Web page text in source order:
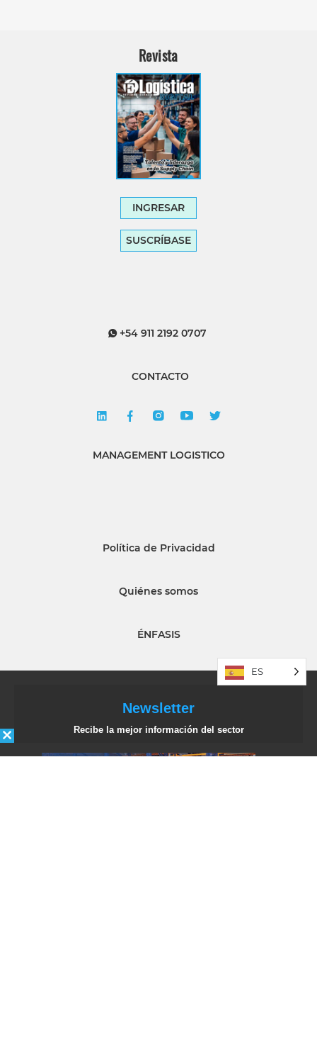
Revista
INGRESAR
SUSCRÍBASE
+54 911 2192 0707
CONTACTO
MANAGEMENT LOGISTICO
Política de Privacidad
Quiénes somos
ÉNFASIS
Newsletter
Recibe la mejor información del sector
ES